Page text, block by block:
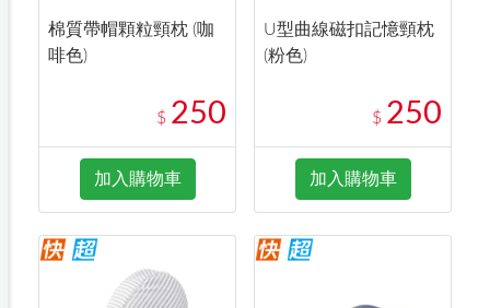
棉質帶帽顆粒頸枕 (咖
啡色)
$ 250
加入購物車
U型曲線磁扣記憶頸枕
(粉色)
$ 250
加入購物車